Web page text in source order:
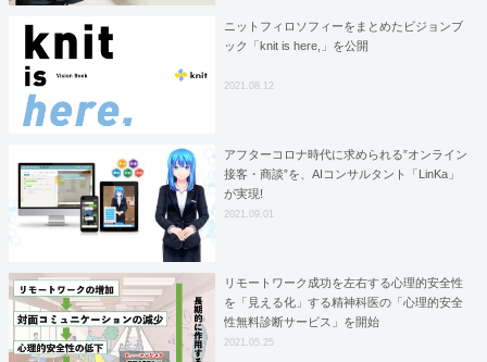
ニットフィロソフィーをまとめたビジョンブ
ック「knit is here,」を公開
2021.08.12
アフターコロナ時代に求められる”オンライン
接客・商談”を、AIコンサルタント「LinKa」
が実現!
2021.09.01
リモートワーク成功を左右する心理的安全性
を「見える化」する精神科医の「心理的安全
性無料診断サービス」を開始
2021.05.25